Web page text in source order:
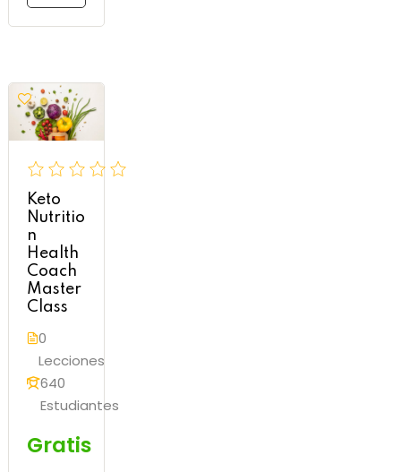
Keto
Nutritio
n
Health
Coach
Master
Class
0
Lecciones
640
Estudiantes
Gratis